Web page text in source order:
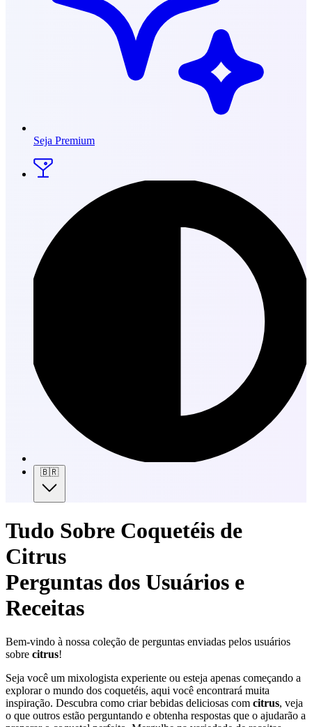
Seja Premium
🇧🇷
Tudo Sobre Coquetéis de
Citrus
Perguntas dos Usuários e
Receitas
Bem-vindo à nossa coleção de perguntas enviadas pelos usuários
sobre citrus!
Seja você um mixologista experiente ou esteja apenas começando a
explorar o mundo dos coquetéis, aqui você encontrará muita
inspiração. Descubra como criar bebidas deliciosas com citrus, veja
o que outros estão perguntando e obtenha respostas que o ajudarão a